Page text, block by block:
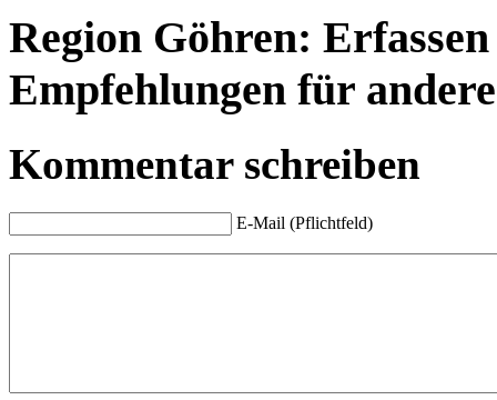
Region Göhren:
Empfehlungen für
Kommentar schreiben
E-Mail (Pflichtfeld)